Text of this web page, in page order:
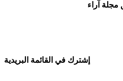
مجلة آراء
إشترك في القائمة البريدية